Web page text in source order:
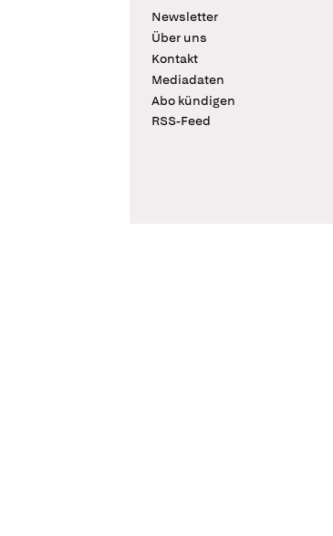
Newsletter
Über uns
Kontakt
Mediadaten
Abo kündigen
RSS-Feed